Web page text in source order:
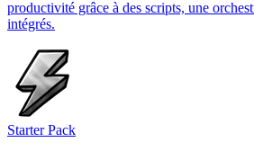
productivité grâce à des scripts, une
intégrés.
Starter Pack